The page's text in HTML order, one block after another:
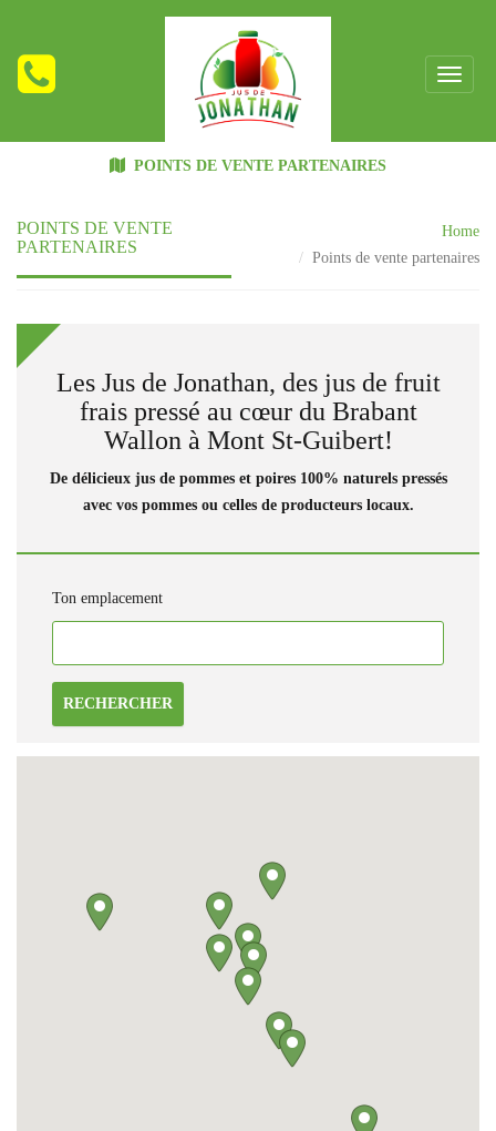
POINTS DE VENTE PARTENAIRES
POINTS DE VENTE
PARTENAIRES
Home
Points de vente partenaires
Les Jus de Jonathan, des jus de fruit
frais pressé au cœur du Brabant
Wallon à Mont St-Guibert!
De délicieux jus de pommes et poires 100% naturels pressés
avec vos pommes ou celles de producteurs locaux.
Ton emplacement